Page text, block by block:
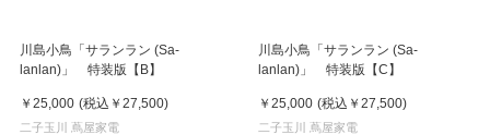
川島小鳥「サランラン (Sa-
lanlan)」 特装版【B】
￥25,000 (税込 ￥27,500)
二子玉川 蔦屋家電
川島小鳥「サランラン (Sa-
lanlan)」 特装版【C】
￥25,000 (税込 ￥27,500)
二子玉川 蔦屋家電